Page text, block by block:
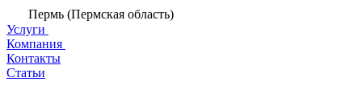
Пермь (Пермская область)
Услуги
Компания
Контакты
Статьи